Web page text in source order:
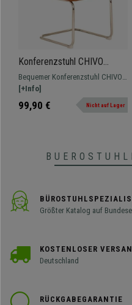
Konferenzstuhl CHIVO
LEDER, Metallgestell, dicke
Polsterung, im Capitone-Stil,
Bequemer Konferenzstuhl CHIVO
LEDER. Sitz und Rückenlehne mit
dicker Polsterung, hochwertiger
Kunstlederbezug.
[+Info]
99,90 € Nicht auf Lager
Größter Katalog auf
KOSTENLOSER
Deutschland
RÜCKGABEGARANTIE